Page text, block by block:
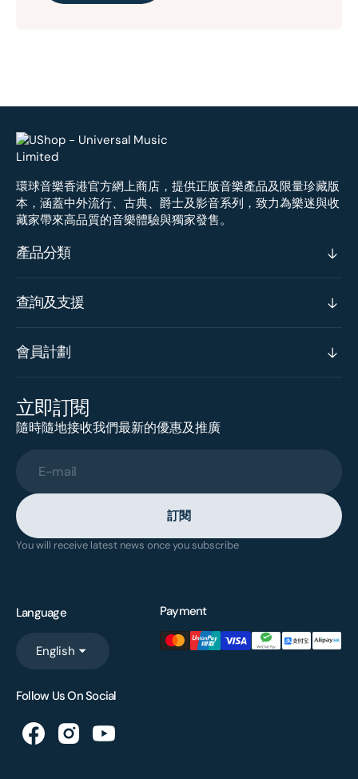
環球音樂香港官方網上商店，提供正版音樂產品及限量珍藏版
本，涵蓋中外流行、古典、爵士及影音系列，致力為樂迷與收
藏家帶來高品質的音樂體驗與獨家發售。
產品分類
查詢及支援
會員計劃
立即訂閱
隨時隨地接收我們最新的優惠及推廣
E-mail
訂閱
You will receive latest news once you subscribe
Language
English
Payment
Follow Us On Social